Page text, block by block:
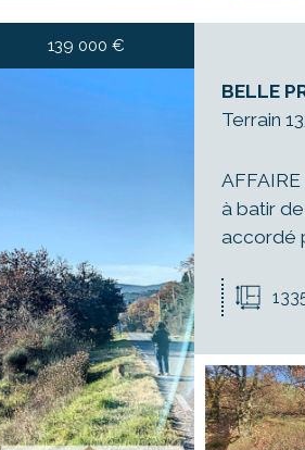
139 000 €
BELLE
Terrain
à batir
accordé